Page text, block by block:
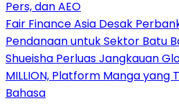
Pers, dan AEO
Fair Finance Asia Desak
Pendanaan untuk Sektor Batu
Shueisha Perluas Jangkauan
MILLION, Platform Manga yang
Bahasa